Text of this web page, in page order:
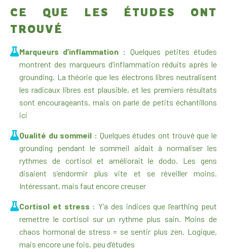
CE QUE LES ÉTUDES ONT
TROUVÉ
Marqueurs d’inflammation : Quelques petites études
montrent des marqueurs d’inflammation réduits après le
grounding. La théorie que les électrons libres neutralisent
les radicaux libres est plausible, et les premiers résultats
sont encourageants, mais on parle de petits échantillons
ici
Qualité du sommeil : Quelques études ont trouvé que le
grounding pendant le sommeil aidait à normaliser les
rythmes de cortisol et améliorait le dodo. Les gens
disaient s’endormir plus vite et se réveiller moins.
Intéressant, mais faut encore creuser
Cortisol et stress : Y’a des indices que l’earthing peut
remettre le cortisol sur un rythme plus sain. Moins de
chaos hormonal de stress = se sentir plus zen. Logique,
mais encore une fois, peu d’études